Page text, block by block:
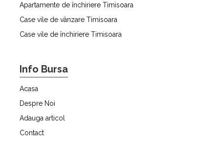
Apartamente de închiriere Timisoara
Case vile de vânzare Timisoara
Case vile de închiriere Timisoara
Info Bursa
Acasa
Despre Noi
Adauga articol
Contact